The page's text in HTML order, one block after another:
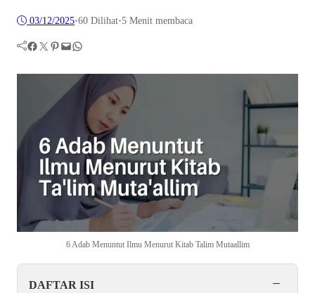
03/12/2025•60 Dilihat•5 Menit membaca
Facebook Twitter Pinterest Mail WhatsApp
6 Adab Menuntut Ilmu Menurut Kitab Talim Mutaallim
DAFTAR ISI −